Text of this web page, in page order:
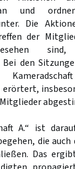
und
Die
der
Bei den
A.“ ist
die
Das